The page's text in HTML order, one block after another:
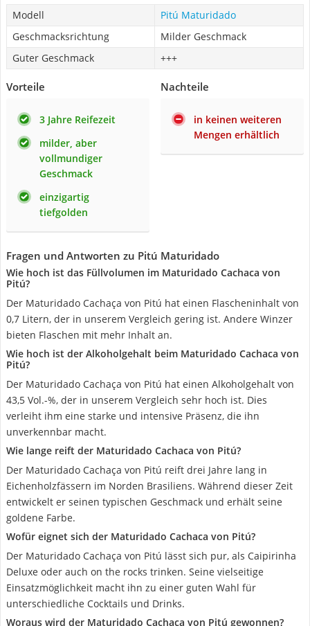
Modell
Pitú Maturidado
Geschmacksrichtung
Milder Geschmack
Guter Geschmack
+++
Vorteile
3 Jahre Reifezeit
milder, aber
vollmundiger
Geschmack
einzigartig
tiefgolden
Nachteile
in keinen weiteren
Mengen erhältlich
Fragen und Antworten zu Pitú Maturidado
Wie hoch ist das Füllvolumen im Maturidado Cachaca von
Pitú?
Der Maturidado Cachaça von Pitú hat einen Flascheninhalt von
0,7 Litern, der in unserem Vergleich gering ist. Andere Winzer
bieten Flaschen mit mehr Inhalt an.
Wie hoch ist der Alkoholgehalt beim Maturidado Cachaca von
Pitú?
Der Maturidado Cachaça von Pitú hat einen Alkoholgehalt von
43,5 Vol.-%, der in unserem Vergleich sehr hoch ist. Dies
verleiht ihm eine starke und intensive Präsenz, die ihn
unverkennbar macht.
Wie lange reift der Maturidado Cachaca von Pitú?
Der Maturidado Cachaça von Pitú reift drei Jahre lang in
Eichenholzfässern im Norden Brasiliens. Während dieser Zeit
entwickelt er seinen typischen Geschmack und erhält seine
goldene Farbe.
Wofür eignet sich der Maturidado Cachaca von Pitú?
Der Maturidado Cachaça von Pitú lässt sich pur, als Caipirinha
Deluxe oder auch on the rocks trinken. Seine vielseitige
Einsatzmöglichkeit macht ihn zu einer guten Wahl für
unterschiedliche Cocktails und Drinks.
Woraus wird der Maturidado Cachaca von Pitú gewonnen?